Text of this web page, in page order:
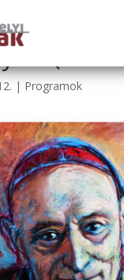
| Programok